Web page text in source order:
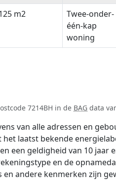
m2
Twee-onder-
één-kap
woning
7214BH in de BAG data
van alle adressen en
laatst bekende
een geldigheid van 10 jaar
en de
andere kenmerken zijn